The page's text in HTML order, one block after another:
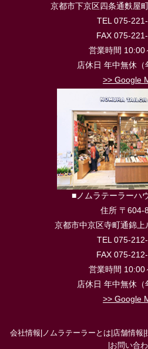
京都市下京区四条通麩屋
TEL 075-
FAX 075-
営業時間 10:00
店休日 年中無休（
>> Google
■ノムラテーラーハ
住所 〒604-
京都市中京区寺町通錦
TEL 075-
FAX 075-
営業時間 10:00
店休日 年中無休（
>> Google
会社情報 ノムラテーラーとは 店舗情報
お問い合